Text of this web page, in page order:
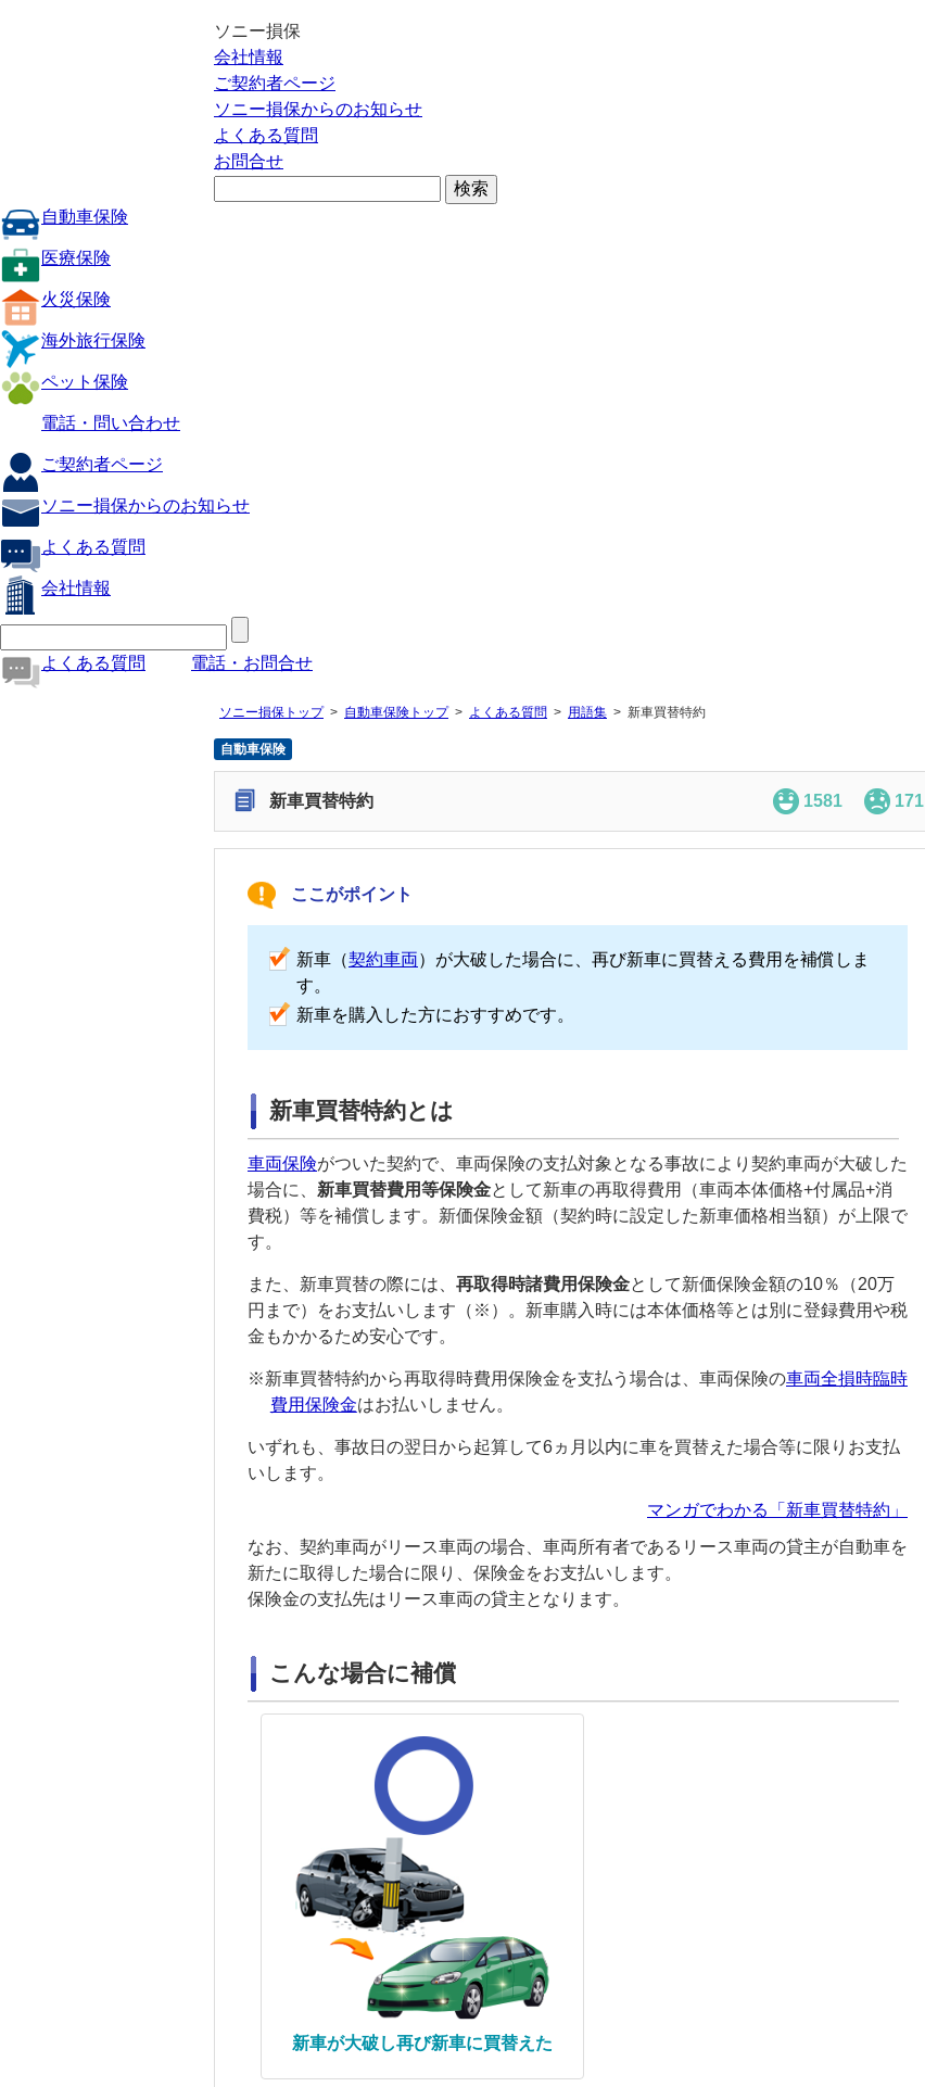
ソニー損保
会社情報
ご契約者ページ
ソニー損保からのお知らせ
よくある質問
お問合せ
自動車保険
医療保険
火災保険
海外旅行保険
ペット保険
電話・問い合わせ
ご契約者ページ
ソニー損保からのお知らせ
よくある質問
会社情報
よくある質問 電話・お問合せ
ソニー損保トップ 自動車保険トップ よくある質問 用語集 新車買替特約
自動車保険
新車買替特約 1581 171
ここがポイント
新車（契約車両）が大破した場合に、再び新車に買替える費用を補償しま
す。
新車を購入した方におすすめです。
新車買替特約とは
車両保険がついた契約で、 車両保険の支払対象となる事故により 契約車両が大破した
場合に、 新車買替費用等保険金として新車の再取得費用（車両本体価格+付属品+消
費税）等を補償します。新価保険金額（契約時に設定した新車価格相当額）が上限で
す。
また、新車買替の際には、 再取得時諸費用保険金として新価保険金額の10％（20万
円まで）をお支払いします（※）。新車購入時には本体価格等とは別に登録費用や税
金もかかるため安心です。
※新車買替特約から再取得時費用保険金を支払う場合は、 車両保険の車両全損時臨時
費用保険金はお払いしません。
いずれも、事故日の翌日から起算して6ヵ月以内に車を買替えた場合等に限りお支払
いします。
マンガでわかる「新車買替特約」
なお、契約車両がリース車両の場合、車両所有者であるリース車両の貸主が自動車を
新たに取得した場合に限り、保険金をお支払いします。
保険金の支払先はリース車両の貸主となります。
こんな場合に補償
新車が大破し再び新車に買替えた